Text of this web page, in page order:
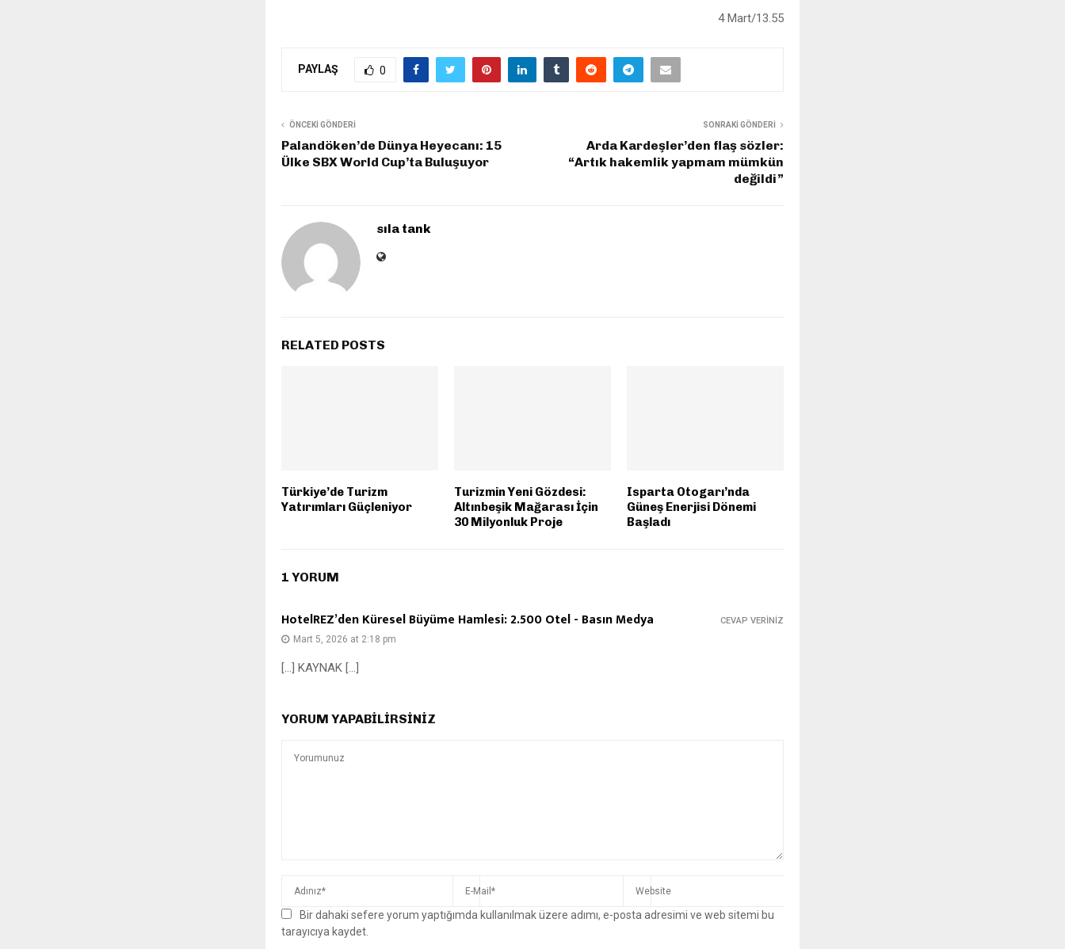
4 Mart/13.55
PAYLAŞ 0
ÖNCEKI GÖNDERI
Palandöken’de Dünya Heyecanı: 15
Ülke SBX World Cup’ta Buluşuyor
SONRAKI GÖNDERI
Arda Kardeşler’den flaş sözler:
“Artık hakemlik yapmam mümkün
değildi”
sıla tank
RELATED POSTS
Türkiye’de Turizm
Yatırımları Güçleniyor
Turizmin Yeni Gözdesi:
Altınbeşik Mağarası İçin
30 Milyonluk Proje
Isparta Otogarı’nda
Güneş Enerjisi Dönemi
Başladı
1 YORUM
HotelREZ’den Küresel Büyüme Hamlesi: 2.500 Otel - Basın Medya
Mart 5, 2026 at 2:18 pm
[…] KAYNAK […]
CEVAP VERINIZ
YORUM YAPABILIRSINIZ
Bir dahaki sefere yorum yaptığımda kullanılmak üzere adımı, e-posta adresimi ve web sitemi bu
tarayıcıya kaydet.